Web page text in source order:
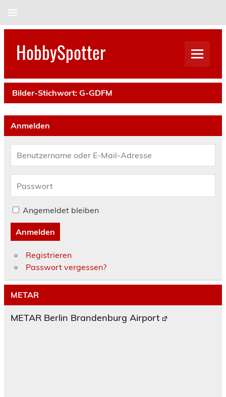
HobbySpotter
Bilder-Stichwort: G-GDFM
Anmelden
Angemeldet bleiben
Anmelden
Registrieren
Passwort vergessen?
METAR
METAR Berlin Brandenburg Airport